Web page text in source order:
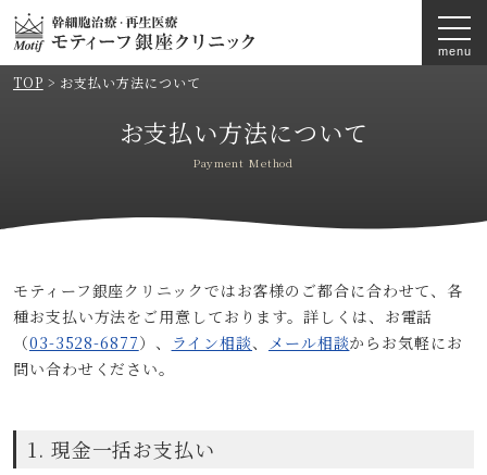
TOP > お支払い方法について
お支払い方法について
Payment Method
モティーフ銀座クリニックではお客様のご都合に合わせて、各
種お支払い方法をご用意しております。詳しくは、お電話
（03-3528-6877）、 ライン相談、 メール相談からお気軽にお
問い合わせください。
1. 現金一括お支払い